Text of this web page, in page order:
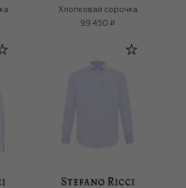
Хлопковая сорочка
99 450 ₽